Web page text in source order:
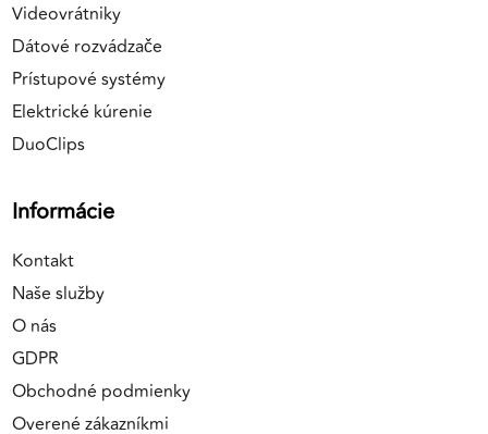
Videovrátniky
Dátové rozvádzače
Prístupové systémy
Elektrické kúrenie
DuoClips
Informácie
Kontakt
Naše služby
O nás
GDPR
Obchodné podmienky
Overené zákazníkmi